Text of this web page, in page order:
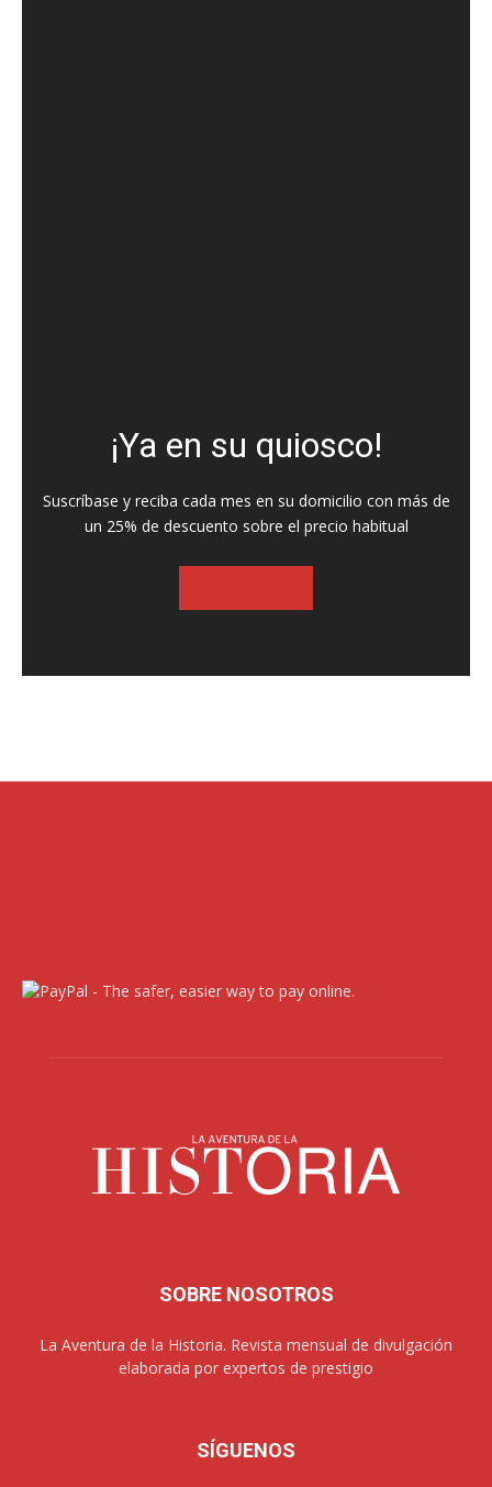
¡Ya en su quiosco!
Suscríbase y reciba cada mes en su domicilio con más de
un 25% de descuento sobre el precio habitual
SOBRE NOSOTROS
La Aventura de la Historia. Revista mensual de divulgación
elaborada por expertos de prestigio
SÍGUENOS